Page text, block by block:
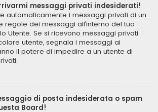
messaggi privati indesiderati!
automaticamente i messaggi privati ​​di un
regole dei messaggi all’interno del tuo
Utente. Se si ricevono messaggi privati
utente, segnala i messaggi ai
il potere di impedire a un utente di
di posta indesiderata o spam
Board!